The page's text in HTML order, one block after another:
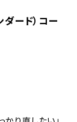
ード）コー